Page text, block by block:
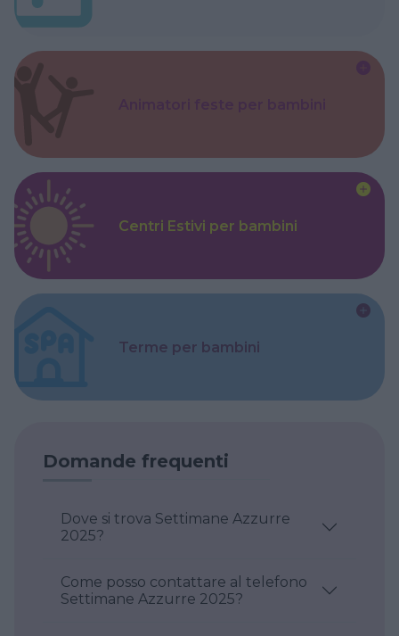
Centri Estivi per bambini
Terme per bambini
Domande frequenti
Dove si trova Settimane Azzurre
2025?
Come posso contattare al telefono
Settimane Azzurre 2025?